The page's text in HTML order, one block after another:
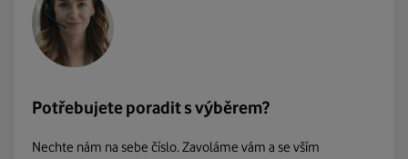
Potřebujete poradit s výběrem?
Nechte nám na sebe číslo. Zavoláme vám a se vším